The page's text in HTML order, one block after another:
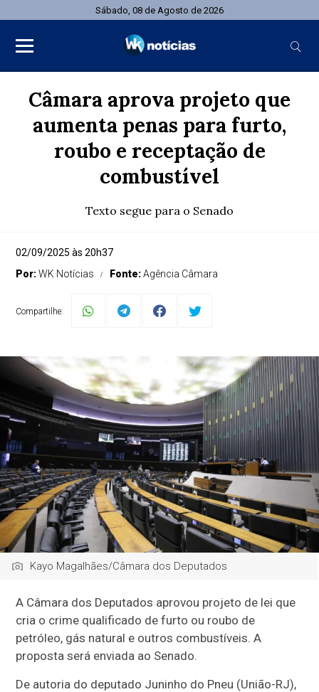
Sábado, 08 de Agosto de 2026
Câmara aprova projeto que
aumenta penas para furto,
roubo e receptação de
combustível
Texto segue para o Senado
02/09/2025 às 20h37
Por:WK Notícias Fonte:Agência Câmara
Compartilhe:
Kayo Magalhães/Câmara dos Deputados
A Câmara dos Deputados aprovou projeto de lei que
cria o crime qualificado de furto ou roubo de
petróleo, gás natural e outros combustíveis. A
proposta será enviada ao Senado.
De autoria do deputado Juninho do Pneu (União-RJ),